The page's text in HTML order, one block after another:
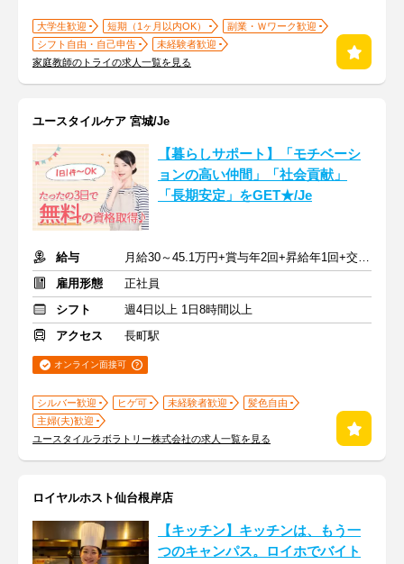
大学生歓迎 短期（1ヶ月以内OK）
副業・Ｗワーク歓迎
シフト自由・自己申告
未経験者歓迎
家庭教師のトライの求人一覧を見る
ユースタイルケア 宮城/Je
【暮らしサポート】「モチベーシ
ョンの高い仲間」「社会貢献」
「長期安定」をGET★/Je
給与
月給30～45.1万円+賞与年2回+昇給年1回+交通費全額
雇用形態
正社員
シフト
週4日以上 1日8時間以上
アクセス
長町駅
オンライン面接可
シルバー歓迎 ヒゲ可 未経験者歓迎
髪色自由
主婦(夫)歓迎
ユースタイルラボラトリー株式会社の求人一覧を見る
ロイヤルホスト仙台根岸店
【キッチン】キッチンは、もう一
つのキャンパス。ロイホでバイト